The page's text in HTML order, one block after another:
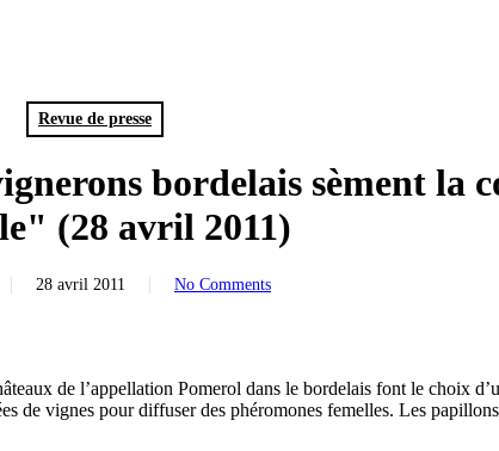
Revue de presse
bordelais sèment la
(28 avril 2011)
28 avril 2011 No Comments
de l’appellation Pomerol dans le bordelais font le choix
de vignes pour diffuser des phéromones femelles. Les